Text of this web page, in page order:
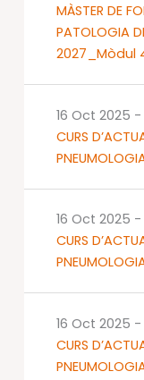
MÀSTER DE
PATOLOGIA
2027_Mòdul
CURS
16 Oct 2025 -
CURS
16 Oct 2025 -
CURS
16 Oct 2025 -